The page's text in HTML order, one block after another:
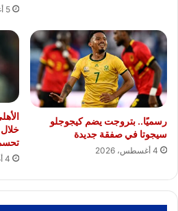
5 أغسطس، 2026
رسميًا.. بتروجت يضم كيجوجلو
سيجوتا في صفقة جديدة
4 أغسطس، 2026
4 أغسطس، 2026